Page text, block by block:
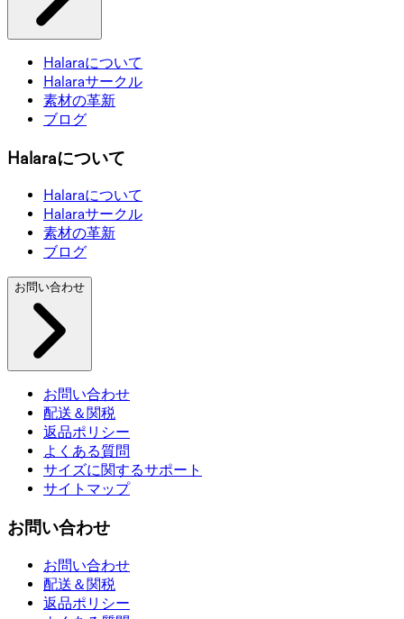
Halaraについて
Halaraサークル
素材の革新
ブログ
Halaraについて
Halaraについて
Halaraサークル
素材の革新
ブログ
お問い合わせ
お問い合わせ
配送＆関税
返品ポリシー
よくある質問
サイズに関するサポート
サイトマップ
お問い合わせ
お問い合わせ
配送＆関税
返品ポリシー